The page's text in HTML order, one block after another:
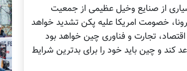
از صنایع وخیل عظیمی از جمعیت
خصومت امریکا علیه پکن تشدید خواهد
تجارت و فناوری چین خواهد بود
کند و چین باید خود را برای بدترین شرایط